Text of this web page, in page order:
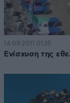
14·08·2011 01:35
Ενίσχυση της